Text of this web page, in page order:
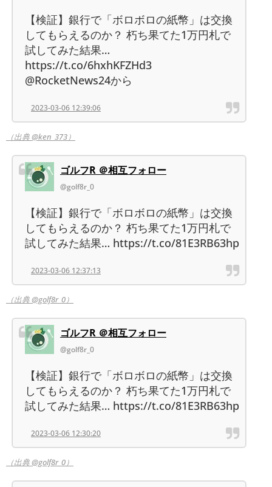
【検証】銀行で「ボロボロの紙幣」は交換
してもらえるのか？ 朽ち果てた1万円札で
試してみた結果…
https://t.co/6hxhKFZHd3
@RocketNews24から
2023-03-06 12:39:06
（出典 @ken_373）
ゴルフR ＠相互フォロー
@golf8r_0
【検証】銀行で「ボロボロの紙幣」は交換
してもらえるのか？ 朽ち果てた1万円札で
試してみた結果… https://t.co/81E3RB63hp
2023-03-06 12:37:13
（出典 @golf8r_0）
ゴルフR ＠相互フォロー
@golf8r_0
【検証】銀行で「ボロボロの紙幣」は交換
してもらえるのか？ 朽ち果てた1万円札で
試してみた結果… https://t.co/81E3RB63hp
2023-03-06 12:30:20
（出典 @golf8r_0）